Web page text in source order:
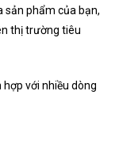
sản phẩm của bạn,
thị trường tiêu
với nhiều dòng